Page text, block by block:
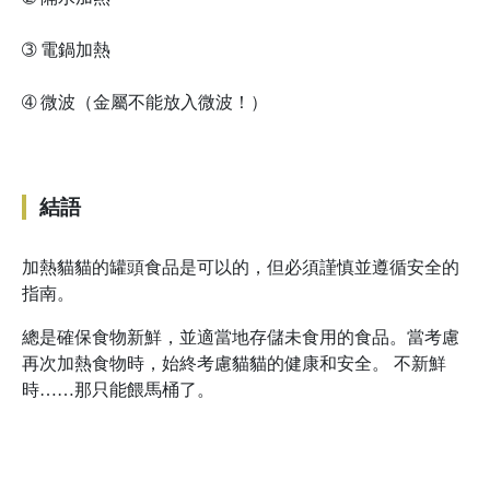
➂ 電鍋加熱
➃微波（金屬不能放入微波！）
結語
加熱貓貓的罐頭食品是可以的，但必須謹慎並遵循安全的
指南。
總是確保食物新鮮，並適當地存儲未食用的食品。當考慮
再次加熱食物時，始終考慮貓貓的健康和安全。 不新鮮
時……那只能餵馬桶了。